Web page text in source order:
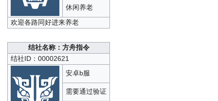
休闲养老
欢迎各路同好进来养老
结社名称：方舟指令
结社ID：00002621
安卓b服
需要通过验证